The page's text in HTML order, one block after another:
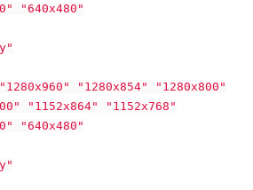
"640x480"
"1280x854" "1280x800"
"1152x864" "1152x768"
"640x480"